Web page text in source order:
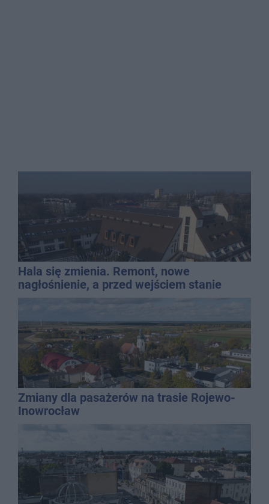
Hala się zmienia. Remont, nowe
nagłośnienie, a przed wejściem stanie
QEMETICA ARENA
Zmiany dla pasażerów na trasie Rojewo-
Inowrocław